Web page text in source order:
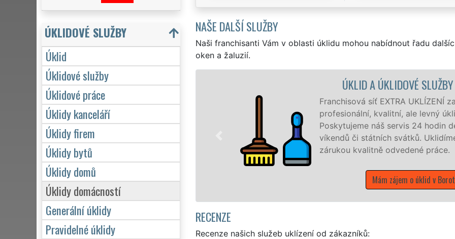
NAŠE DALŠÍ SLUŽBY
Naši franchisanti Vám v oblasti úklidu mohou nabídnout řadu
oken a žaluzií.
ÚKLID A ÚKLIDOVÉ SLUŽBY BOROTÍN
Franchisová síť EXTRA UKLÍZENÍ zajišťuje v Borotíně a okolí Borotína
profesionální, kvalitní, ale levný úklid pro firmy i jednotlivce.
Poskytujeme náš servis 24 hodin denně, 7 dní v týdnu a to i během
víkendů či státních svátků. Uklidíme vše, co zákazník žádá a to se
zárukou kvalitně odvedené práce.
RECENZE
Recenze našich služeb uklízení od zákazníků:
ÚKLIDOVÉ SLUŽBY
Úklid
Úklidové služby
Úklidové práce
Úklidy kanceláří
Úklidy firem
Úklidy bytů
Úklidy domů
Úklidy domácností
Generální úklidy
Pravidelné úklidy